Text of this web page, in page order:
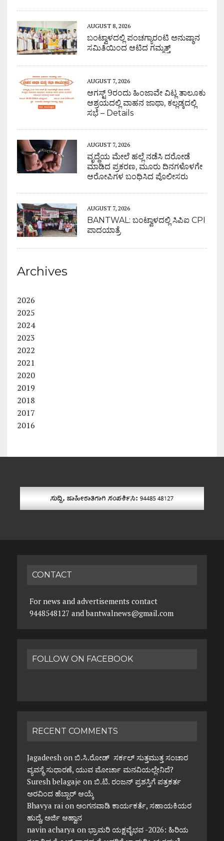
AUGUST 8, 2026
ಬಂಟ್ವಾಳದಲ್ಲಿ ಪಂಚಗ್ಯಾರಂಟಿ ಅನುಷ್ಠಾನ
ಸಮಿತಿಯಿಂದ ಆಟಿದ ಗಮ್ಮತ್ತ್
AUGUST 7, 2026
ಆಗಸ್ಟ್ 9ರಂದು ಹಿಂಜಾವೇ ವಿಟ್ಲ ತಾಲೂಕು
ಆಶ್ರಯದಲ್ಲಿ ವಾಹನ ಜಾಥಾ, ಕಲ್ಲಡ್ಕದಲ್ಲಿ
ಸಭೆ – Details
AUGUST 7, 2026
ವೃದ್ಧೆಯ ಮೇಲೆ ಹಲ್ಲೆ ನಡೆಸಿ ದರೋಡೆ
ಮಾಡಿದ ಪ್ರಕರಣ, ಮೂರು ದಿನಗಳೊಳಗೇ
ಆರೋಪಿಗಳ ಬಂಧಿಸಿದ ಪೊಲೀಸರು
AUGUST 7, 2026
BANTWAL: ಬಂಟ್ವಾಳದಲ್ಲಿ ಸಿಪಿಐ CPI
ಪಾದಯಾತ್ರೆ
Archives
2026
2025
2024
2023
2022
2021
2020
2019
2018
2017
2016
CONTACT
For news and advertisements contact
9448548127 and bantwalnews@gmail.com
FOLLOW ON FACEBOOK
RECENT COMMENTS
Jagadeeshon ಬಿ.ಸಿ.ರೋಡ್ ಸರ್ಕಲ್ ಸುತ್ತಮುತ್ತ ಸಂಚಾರ
ವ್ಯವಸ್ಥೆ ಸುಧಾರಣೆ, ಯುವ ಮೋರ್ಚಾ ಮನವಿಯಲ್ಲೇನಿದೆ?
Suresh belagaje on ಬಿ.ಟಿ. ರಂಜನ್ ಪ್ರಶಸ್ತಿಗೆ ಪತ್ರಕರ್ತ
ಅರವಿಂದ ಹೆಬ್ಬಾರ್ ಆಯ್ಕೆ
Bhavya raion ಅಂಗನವಾಡಿ ಕಾರ್ಯಕರ್ತೆ, ಸಹಾಯಕಿಯರ
ಹುದ್ದೆ, ಅರ್ಜಿ ಆಹ್ವಾನ
navin acharya on ಭ್ರಾಮರಿ ಯಕ್ಷವೈಭವ -2026: ಹಿರಿಯ